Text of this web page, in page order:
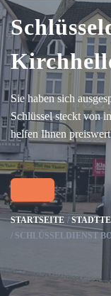
Sie haben sich
Schlüssel steckt von
helfen Ihnen
STARTSEITE
SCHLÜSSELDIENST